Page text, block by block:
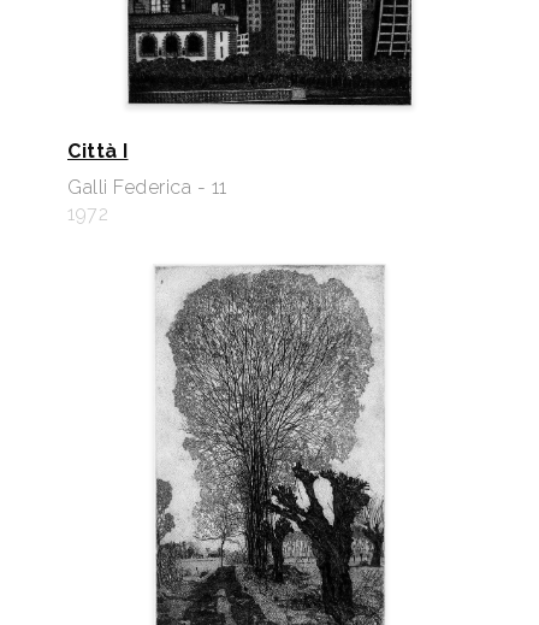
Città I
Galli Federica - 11
1972